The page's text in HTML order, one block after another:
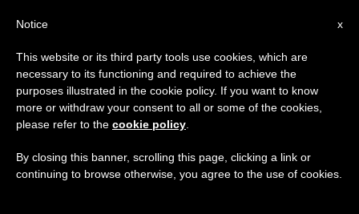
ETIQUETA
Posts Tagged ‘Ioan
Bălan’
×
Aviso importante
Del 27 de julio al 7 de agosto haremos la pausa
anual, aprovechando que en el periodo de verano
se generan menos informaciones y también el
x
Notice
This website or its third party tools use cookies, which are
necessary to its functioning and required to achieve the
purposes illustrated in the cookie policy. If you want to know
more or withdraw your consent to all or some of the cookies,
please refer to the cookie policy
By closing this banner, scrolling this page, clicking a link or
continuing to browse otherwise, you agree to the use of cookies.